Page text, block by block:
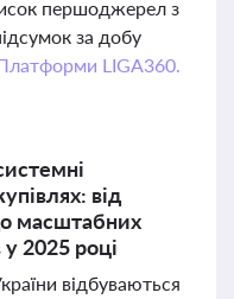
першоджерел з
за добу
Платформи LIGA360.
від
масштабних
у 2025 році
відбуваються